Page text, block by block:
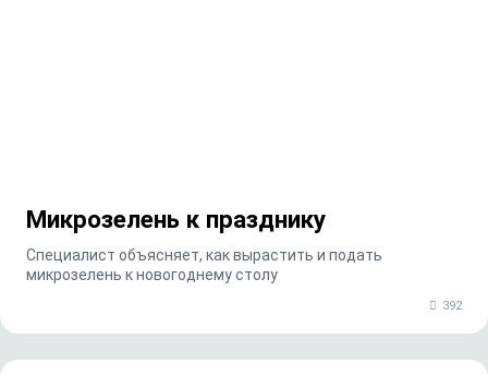
Микрозелень к празднику
Специалист объясняет, как вырастить и подать
микрозелень к новогоднему столу
392